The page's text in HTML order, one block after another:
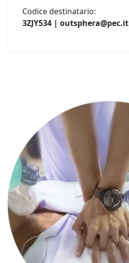
Codice destinatario:
3ZJY534 | outsphera@pec.it